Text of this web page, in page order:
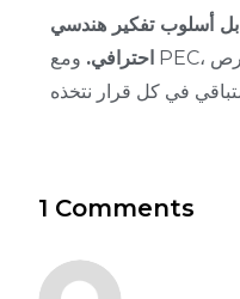
أسلوب تفكير هندسي
احترافي. ومع PEC، تتحول احتمالات الفشل إلى فرص
1 Comments